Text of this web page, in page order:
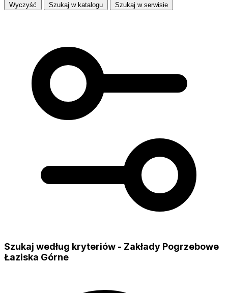
Wyczyść Szukaj w katalogu Szukaj w serwisie
Szukaj według kryteriów - Zakłady Pogrzebowe
Łaziska Górne